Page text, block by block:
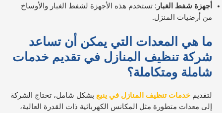
أجهزة شفط الغبار : تستخدم هذه الأجهزة لشفط الغبار والأوساخ
من أرضيات المنزل.
ما هي المعدات التي يمكن أن تساعد
شركة تنظيف المنازل في تقديم خدمات
شاملة ومتكاملة؟
لتقديم خدمات تنظيف المنازل في ينبع بشكل شامل، تحتاج الشركة
إلى معدات متطورة مثل المكانس الكهربائية ذات القدرة العالية،